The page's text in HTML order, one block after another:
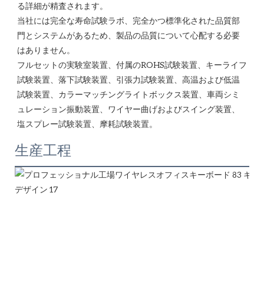
る詳細が精査されます。
当社には完全な寿命試験ラボ、完全かつ標準化された品質部
門とシステムがあるため、製品の品質について心配する必要
はありません。
フルセットの実験室装置、付属のROHS試験装置、キーライフ
試験装置、落下試験装置、引張力試験装置、高温および低温
試験装置、カラーマッチングライトボックス装置、車両シミ
ュレーション振動装置、ワイヤー曲げおよびスイング装置、
生産工程